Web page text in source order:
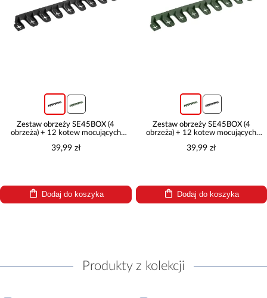
Zestaw obrzeży SE45BOX (4
obrzeża) + 12 kotew mocujących
39,99 zł
Dodaj do koszyka
Zestaw obrzeży SE45BOX (4
obrzeża) + 12 kotew mocujących
39,99 zł
Dodaj do koszyka
Produkty z kolekcji